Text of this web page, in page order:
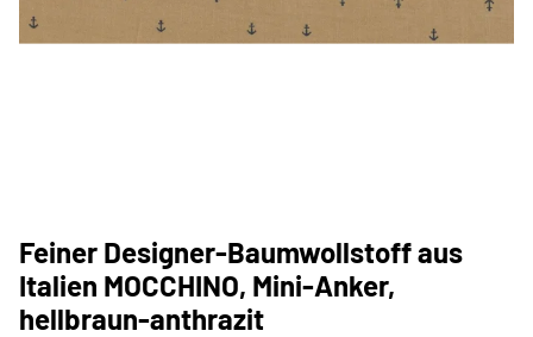
Feiner Designer-Baumwollstoff aus
Italien MOCCHINO, Mini-Anker,
hellbraun-anthrazit